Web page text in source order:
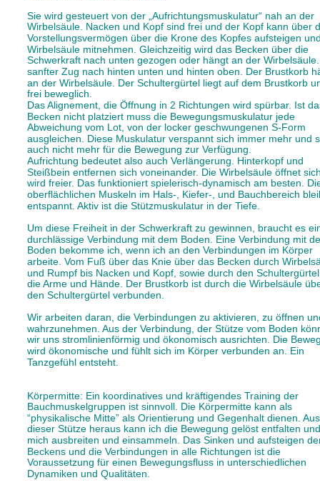
Sie wird gesteuert von der „Aufrichtungsmuskulatur“ nah an der
Wirbelsäule. Nacken und Kopf sind frei und der Kopf kann über
Vorstellungsvermögen über die Krone des Kopfes aufsteigen
Wirbelsäule mitnehmen. Gleichzeitig wird das Becken über die
Schwerkraft nach unten gezogen oder hängt an der
sanfter Zug nach hinten unten und hinten oben. Der Brustkorb
an der Wirbelsäule. Der Schultergürtel liegt auf dem Brustkorb
frei beweglich.
Das Alignement, die Öffnung in 2 Richtungen wird spürbar. Ist
Becken nicht platziert muss die Bewegungsmuskulatur jede
Abweichung vom Lot, von der locker geschwungenen S-Form
ausgleichen. Diese Muskulatur verspannt sich immer mehr und
auch nicht mehr für die Bewegung zur Verfügung.
Aufrichtung bedeutet also auch Verlängerung. Hinterkopf und
Steißbein entfernen sich voneinander. Die Wirbelsäule öffnet
wird freier. Das funktioniert spielerisch-dynamisch am besten.
oberflächlichen Muskeln im Hals-, Kiefer-, und Bauchbereich
entspannt. Aktiv ist die Stützmuskulatur in der Tiefe.
Um diese Freiheit in der Schwerkraft zu gewinnen, braucht es
durchlässige Verbindung mit dem Boden. Eine Verbindung mit
Boden bekomme ich, wenn ich an den Verbindungen im Körper
arbeite. Vom Fuß über das Knie über das Becken durch
und Rumpf bis Nacken und Kopf, sowie durch den
die Arme und Hände. Der Brustkorb ist durch die Wirbelsäule
den Schultergürtel verbunden.
Wir arbeiten daran, die Verbindungen zu aktivieren, zu öffnen
wahrzunehmen. Aus der Verbindung, der Stütze vom Boden
wir uns stromlinienförmig und ökonomisch ausrichten. Die
wird ökonomische und fühlt sich im Körper verbunden an. Ein
Tanzgefühl entsteht.
Körpermitte: Ein koordinatives und kräftigendes Training der
Bauchmuskelgruppen ist sinnvoll. Die Körpermitte kann als
“physikalische Mitte” als Orientierung und Gegenhalt dienen.
dieser Stütze heraus kann ich die Bewegung gelöst entfalten
mich ausbreiten und einsammeln. Das Sinken und aufsteigen
Beckens und die Verbindungen in alle Richtungen ist die
Voraussetzung für einen Bewegungsfluss in unterschiedlichen
Dynamiken und Qualitäten.